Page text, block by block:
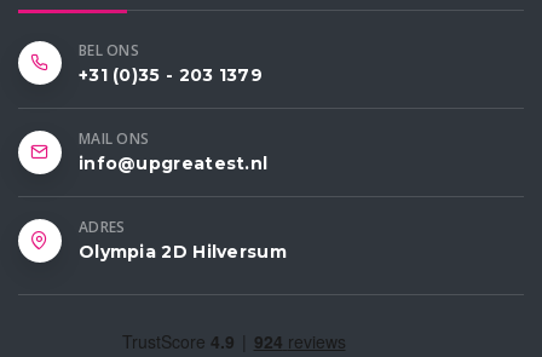
BEL ONS
+31 (0)35 - 203 1379
MAIL ONS
info@upgreatest.nl
ADRES
Olympia 2D Hilversum